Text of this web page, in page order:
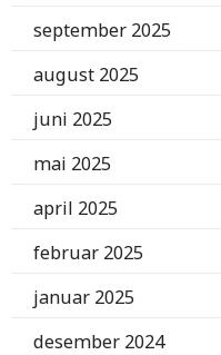
september 2025
august 2025
juni 2025
mai 2025
april 2025
februar 2025
januar 2025
desember 2024